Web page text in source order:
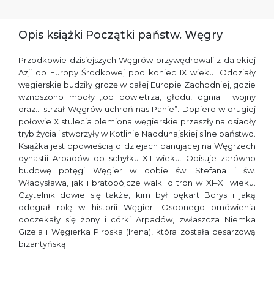
Opis książki Początki państw. Węgry
Przodkowie dzisiejszych Węgrów przywędrowali z dalekiej
Azji do Europy Środkowej pod koniec IX wieku. Oddziały
węgierskie budziły grozę w całej Europie Zachodniej, gdzie
wznoszono modły „od powietrza, głodu, ognia i wojny
oraz… strzał Węgrów uchroń nas Panie”. Dopiero w drugiej
połowie X stulecia plemiona węgierskie przeszły na osiadły
tryb życia i stworzyły w Kotlinie Naddunajskiej silne państwo.
Książka jest opowieścią o dziejach panującej na Węgrzech
dynastii Arpadów do schyłku XII wieku. Opisuje zarówno
budowę potęgi Węgier w dobie św. Stefana i św.
Władysława, jak i bratobójcze walki o tron w XI–XII wieku.
Czytelnik dowie się także, kim był bękart Borys i jaką
odegrał rolę w historii Węgier. Osobnego omówienia
doczekały się żony i córki Arpadów, zwłaszcza Niemka
Gizela i Węgierka Piroska (Irena), która została cesarzową
bizantyńską.